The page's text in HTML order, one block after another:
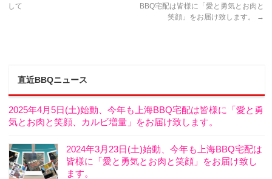
して
BBQ宅配は皆様に「愛と勇気とお肉と
笑顔」をお届け致します。
→
直近BBQニュース
2025年4月5日(土)始動、今年も上海BBQ宅配は皆様に「愛と勇
気とお肉と笑顔、カルビ増量」をお届け致します。
2024年3月23日(土)始動、今年も上海BBQ宅配は
皆様に「愛と勇気とお肉と笑顔」をお届け致し
ます。